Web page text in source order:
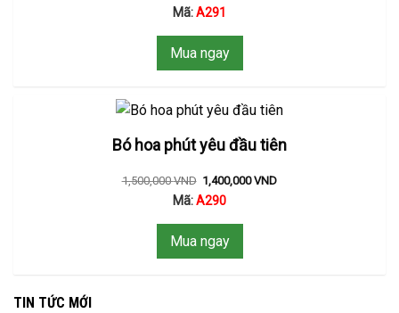
Mã:A291
Mua ngay
Bó hoa phút yêu đầu tiên
1,500,000VND 1,400,000VND
Mã:A290
Mua ngay
TIN TỨC MỚI